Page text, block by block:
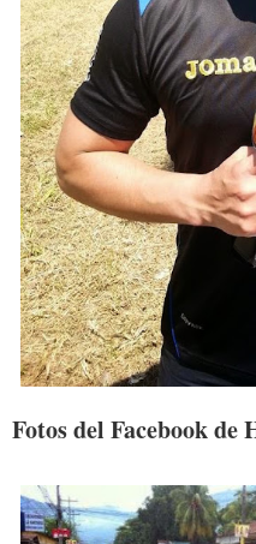
Fotos del Facebook de